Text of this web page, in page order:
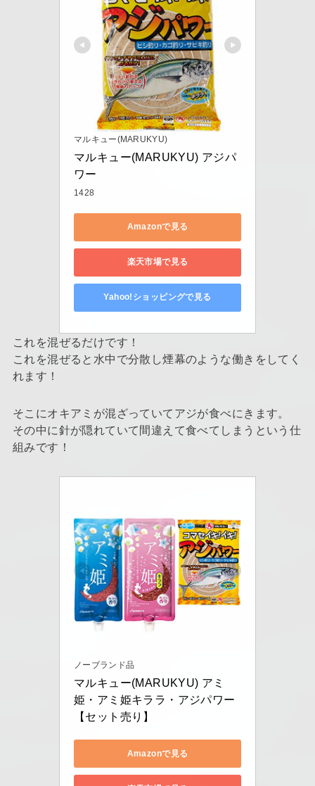
マルキュー(MARUKYU)
マルキュー(MARUKYU) アジパ
ワー
1428
Amazonで見る
楽天市場で見る
Yahoo!ショッピングで見る
これを混ぜるだけです！
これを混ぜると水中で分散し煙幕のような働きをしてく
れます！
そこにオキアミが混ざっていてアジが食べにきます。
その中に針が隠れていて間違えて食べてしまうという仕
組みです！
ノーブランド品
マルキュー(MARUKYU) アミ
姫・アミ姫キララ・アジパワー
【セット売り】
Amazonで見る